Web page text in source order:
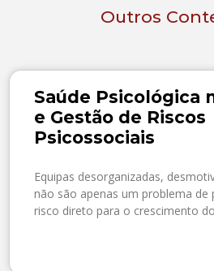
Outros
Saúde Psicológica
e Gestão de Riscos
Psicossociais
Equipas desorganizadas,
não são apenas um problema
risco direto para o crescimento